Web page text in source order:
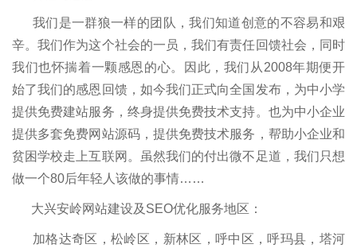
我们是一群狼一样的团队，我们知道创意的不容易和艰
辛。我们作为这个社会的一员，我们有责任回馈社会，同时
我们也怀揣着一颗感恩的心。因此，我们从2008年期便开
始了我们的感恩回馈，如今我们正式向全国发布，为中小学
提供免费建站服务，终身提供免费技术支持。也为中小企业
提供多套免费网站源码，提供免费技术服务，帮助小企业和
贫困学校走上互联网。虽然我们的付出微不足道，我们只想
做一个80后年轻人该做的事情……
大兴安岭网站建设及SEO优化服务地区：
加格达奇区，松岭区，新林区，呼中区，呼玛县，塔河